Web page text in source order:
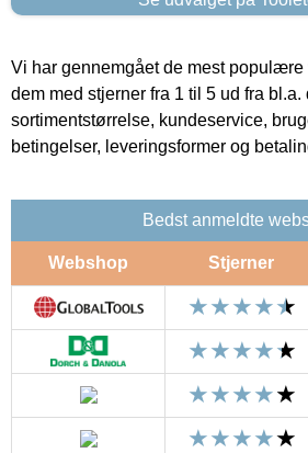
Vi har gennemgået de mest
dem med stjerner fra 1 til 5 ud fra
sortimentstørrelse, kundeservice,
betingelser, leveringsformer og
Bedst anmeldte
Webshop Stjerner